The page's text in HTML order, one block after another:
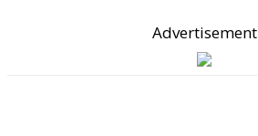
Advertisement